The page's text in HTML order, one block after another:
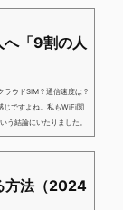
イル。ついに「最後の賭
ン概要三木谷社長の特
「9割の人
ウドSIM ? 通信速度は ?
じですよね。私もWiFi関
う結論にいたりました。
」と言う人向けに【最終
けでいいやん」というも
方法（2024